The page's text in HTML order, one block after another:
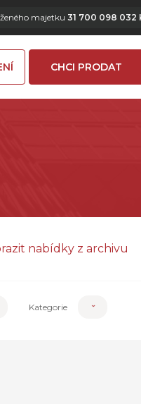
majetku 31 700 098 032
CHCI PRODAT
nabídky z archivu
Kategorie